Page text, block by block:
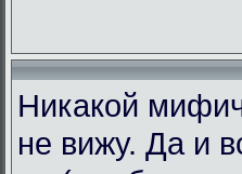
Никакой
не вижу. Да и